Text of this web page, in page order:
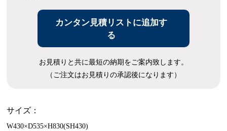
カンタン見積リストに追加す
る
お見積りと共に最短の納期をご案内致します。
（ご注文はお見積りの承認後になります）
サイズ：
W430×D535×H830(SH430)